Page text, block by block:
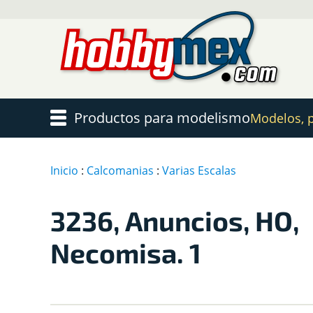
Inicio : Calcomanias : Varias Escalas
3236, Anuncios, HO,
Necomisa. 1
Productos para modelismoModelos,